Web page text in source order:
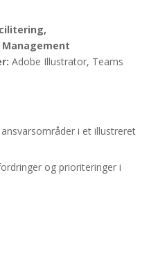
Adobe Illustrator, Teams
i et illustreret
og prioriteringer i